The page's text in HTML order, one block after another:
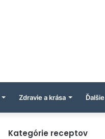
Zdravie a krása Ďalšie
Kategórie receptov